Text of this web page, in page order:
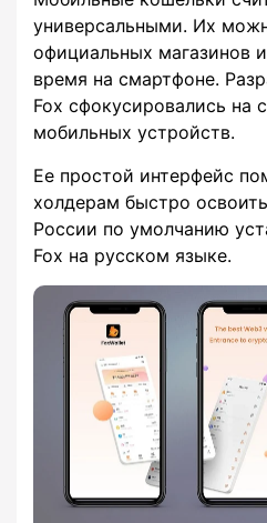
универсальными. Их
официальных магазинов
время на смартфоне.
Fox сфокусировались на
мобильных устройств.
Ее простой интерфейс
холдерам быстро
России по умолчанию
Fox на русском языке.